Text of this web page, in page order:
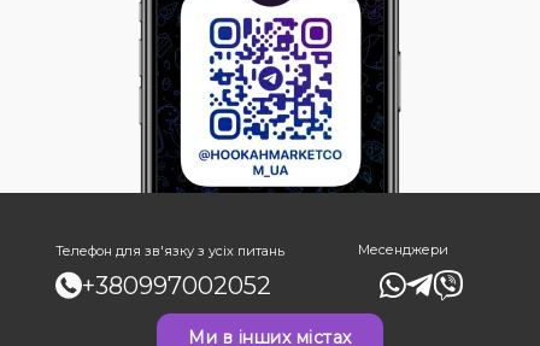
Телефон для зв'язку з усіх питань
+380997002052
Месенджери
Ми в інших містах